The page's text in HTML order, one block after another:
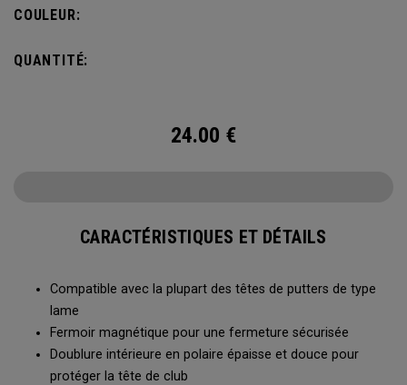
COULEUR:
QUANTITÉ:
24.00 €
CARACTÉRISTIQUES ET DÉTAILS
Compatible avec la plupart des têtes de putters de type
lame
Fermoir magnétique pour une fermeture sécurisée
Doublure intérieure en polaire épaisse et douce pour
protéger la tête de club